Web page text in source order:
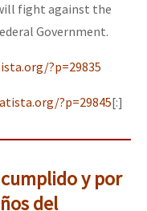
fight against the
Government.
?p=29835
?p=29845[:]
y por
del